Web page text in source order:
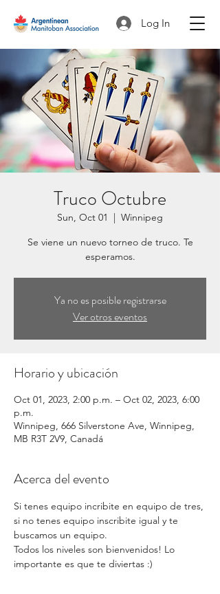
Log In
Truco Octubre
Sun, Oct 01
  |
Winnipeg
Se viene un nuevo torneo de truco. Te
esperamos.
Ya no es posible registrarse
Ver otros eventos
Horario y ubicación
Oct 01, 2023, 2:00 p.m. – Oct 02, 2023, 6:00
p.m.
Winnipeg, 666 Silverstone Ave, Winnipeg,
MB R3T 2V9, Canadá
Acerca del evento
Si tenes equipo incribite en equipo de tres,
si no tenes equipo inscribite igual y te
buscamos un equipo.
Todos los niveles son bienvenidos! Lo
importante es que te diviertas :)